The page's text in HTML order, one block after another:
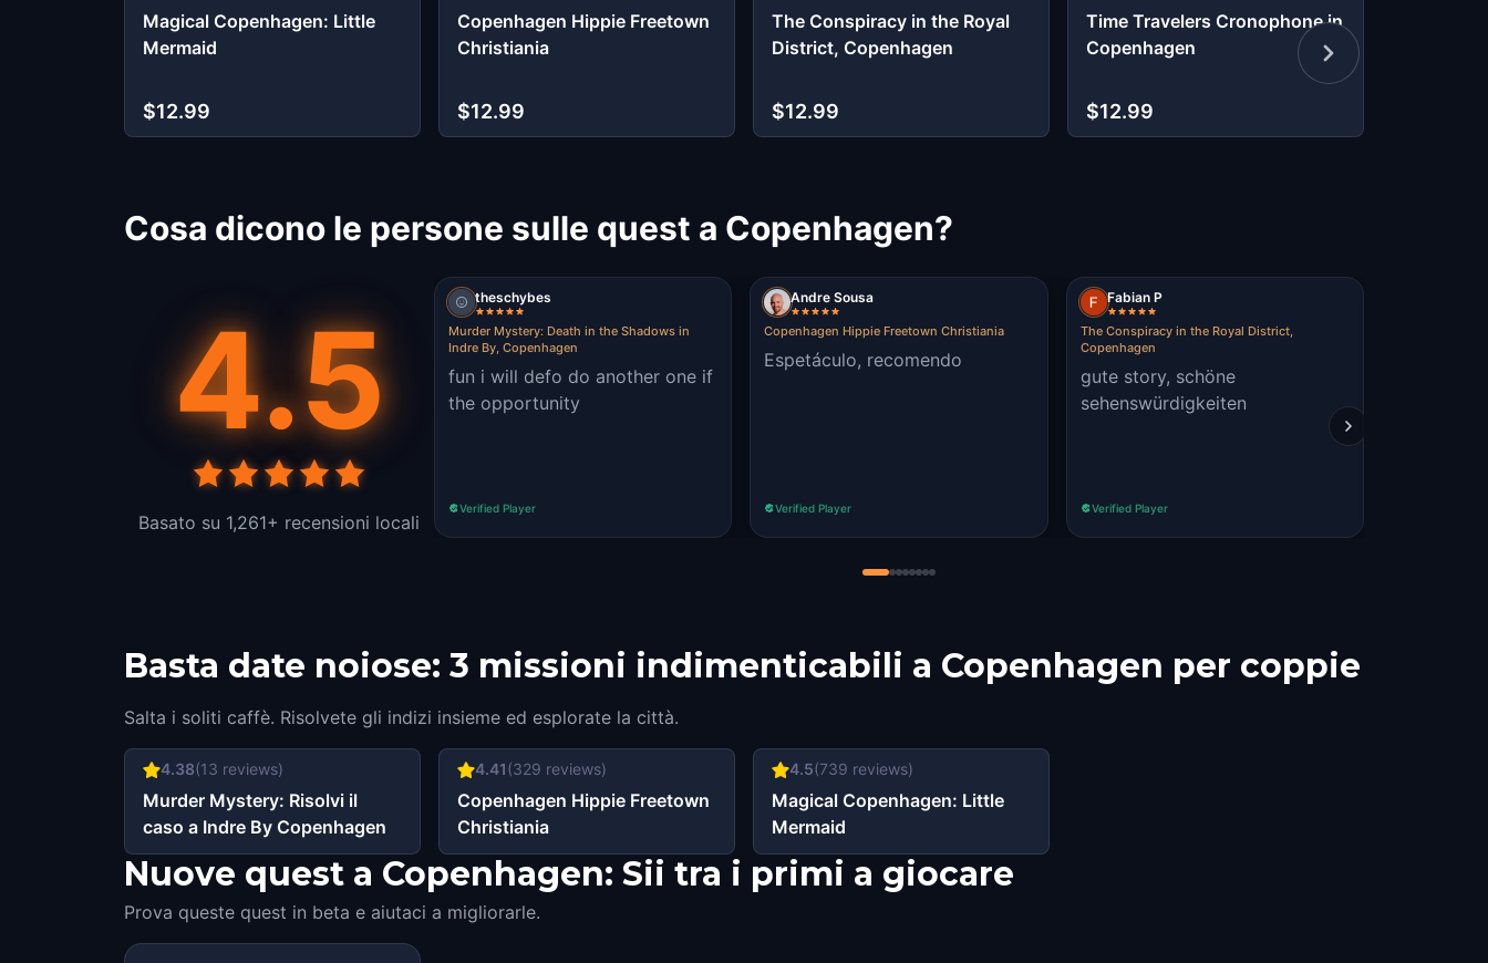
Magical Copenhagen: Little
Mermaid
$12.99
Copenhagen Hippie Freetown
Christiania
$12.99
The Conspiracy in the Royal
District, Copenhagen
$12.99
Time Travelers Cronophone in
Copenhagen
$12.99
Cosa dicono le persone sulle quest a Copenhagen?
4.5
Basato su 1,261+ recensioni locali
theschybes
Murder Mystery: Death in the Shadows in
Indre By, Copenhagen
fun i will defo do another one if
the opportunity
Verified Player
Andre Sousa
Copenhagen Hippie Freetown Christiania
Espetáculo, recomendo
Verified Player
Fabian P
The Conspiracy in the Royal District,
Copenhagen
gute story, schöne
sehenswürdigkeiten
Verified Player
Basta date noiose: 3 missioni indimenticabili a Copenhagen per coppie
Salta i soliti caffè. Risolvete gli indizi insieme ed esplorate la città.
4.38(13 reviews)
Murder Mystery: Risolvi il
caso a Indre By Copenhagen
4.41(329 reviews)
Copenhagen Hippie Freetown
Christiania
4.5(739 reviews)
Magical Copenhagen: Little
Mermaid
Nuove quest a Copenhagen: Sii tra i primi a giocare
Prova queste quest in beta e aiutaci a migliorarle.